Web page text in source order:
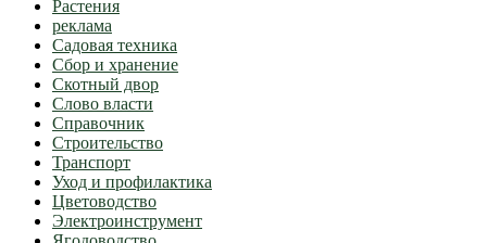
Растения
реклама
Садовая техника
Сбор и хранение
Скотный двор
Слово власти
Справочник
Строительство
Транспорт
Уход и профилактика
Цветоводство
Электроинструмент